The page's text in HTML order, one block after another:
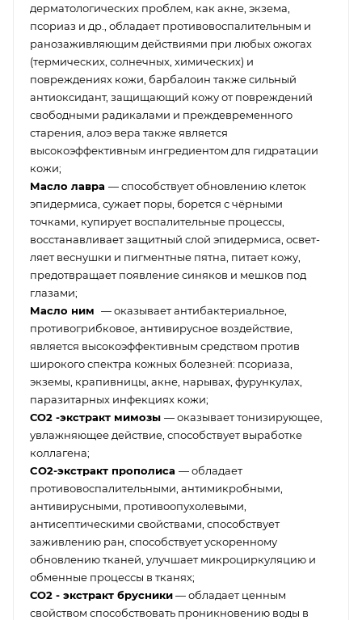
дерматологических проблем, как акне, экзема,
псориаз и др., обладает противовоспалительным и
ранозаживляющим действиями при любых ожогах
(термических, солнечных, химических) и
повреждениях кожи, барбалоин также сильный
антиоксидант, защищающий кожу от повреждений
свободными радикалами и преждевременного
старения, алоэ вера также является
высокоэффективным ингредиентом для гидратации
кожи;
Масло лавра — способствует обновлению клеток
эпидермиса, сужает поры, борется с чёрными
точками, купирует воспалительные процессы,
восстанавливает защитный слой эпидермиса, освет-
ляет веснушки и пигментные пятна, питает кожу,
предотвращает появление синяков и мешков под
глазами;
Масло ним — оказывает антибактериальное,
противогрибковое, антивирусное воздействие,
является высокоэффективным средством против
широкого спектра кожных болезней: псориаза,
экземы, крапивницы, акне, нарывах, фурункулах,
паразитарных инфекциях кожи;
СО2 -экстракт мимозы — оказывает тонизирующее,
увлажняющее действие, способствует выработке
коллагена;
CO2-экстракт прополиса — обладает
противовоспалительными, антимикробными,
антивирусными, противоопухолевыми,
антисептическими свойствами, способствует
заживлению ран, способствует ускоренному
обновлению тканей, улучшает микроциркуляцию и
обменные процессы в тканях;
СО2 - экстракт брусники— обладает ценным
свойством способствовать проникновению воды в